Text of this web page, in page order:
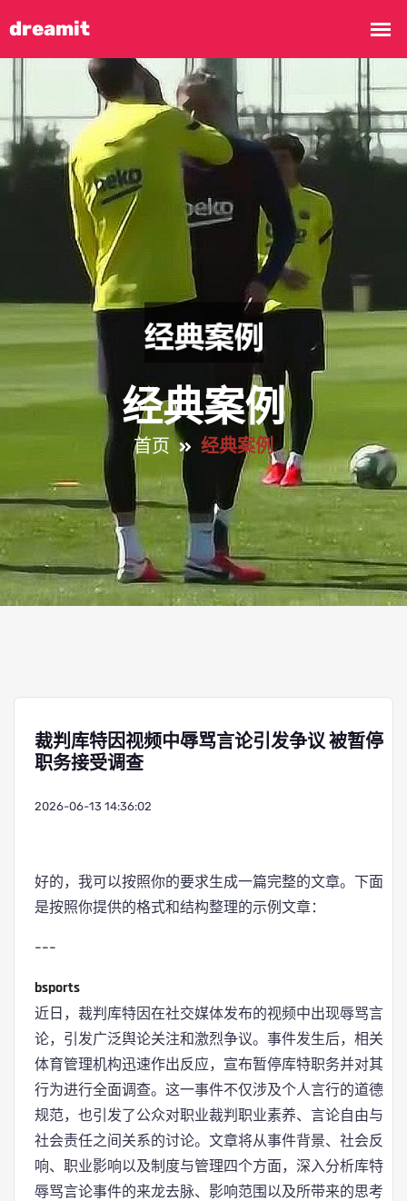
经典案例
首页 经典案例
裁判库特因视频中辱骂言论引发争议 被暂停
职务接受调查
2026-06-13 14:36:02
好的，我可以按照你的要求生成一篇完整的文章。下面
是按照你提供的格式和结构整理的示例文章：
---
bsports
近日，裁判库特因在社交媒体发布的视频中出现辱骂言
论，引发广泛舆论关注和激烈争议。事件发生后，相关
体育管理机构迅速作出反应，宣布暂停库特职务并对其
行为进行全面调查。这一事件不仅涉及个人言行的道德
规范，也引发了公众对职业裁判职业素养、言论自由与
社会责任之间关系的讨论。文章将从事件背景、社会反
响、职业影响以及制度与管理四个方面，深入分析库特
辱骂言论事件的来龙去脉、影响范围以及所带来的思考